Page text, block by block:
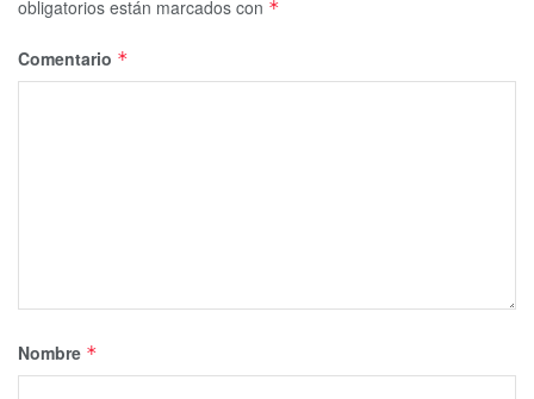
obligatorios están marcados con *
Comentario *
Nombre *